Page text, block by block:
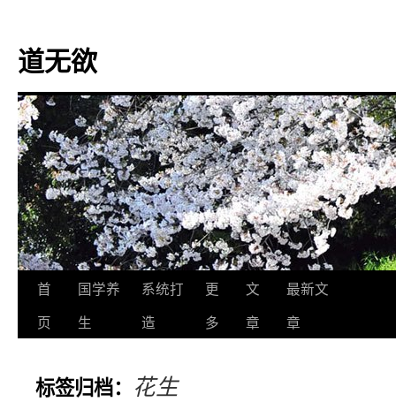
道无欲
跳
文
首
页
国学养
生
系统打
造
更
多
文
章
最新文
章
标签归档： 花生